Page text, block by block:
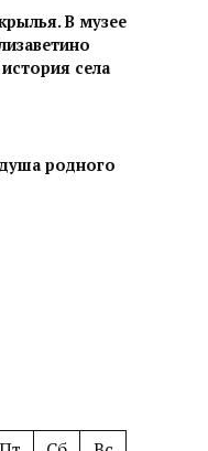
В музее
села
родного